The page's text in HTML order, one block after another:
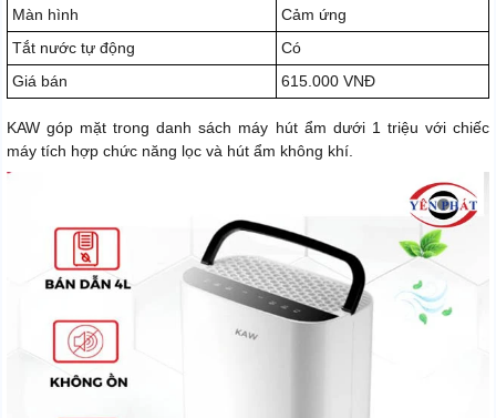
Màn hình
Cảm ứng
Tắt nước tự động
Có
Giá bán
615.000 VNĐ
KAW góp mặt trong danh sách máy hút ẩm dưới 1 triệu với chiếc
máy tích hợp chức năng lọc và hút ẩm không khí.